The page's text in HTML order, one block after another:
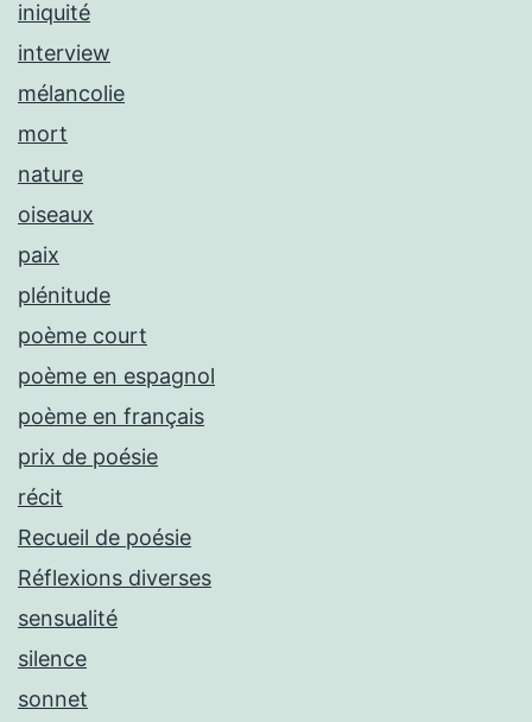
iniquité
interview
mélancolie
mort
nature
oiseaux
paix
plénitude
poème court
poème en espagnol
poème en français
prix de poésie
récit
Recueil de poésie
Réflexions diverses
sensualité
silence
sonnet